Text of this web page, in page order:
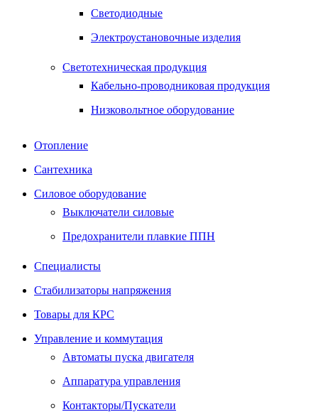
Светодиодные
Электроустановочные изделия
Светотехническая продукция
Кабельно-проводниковая продукция
Низковольтное оборудование
Отопление
Сантехника
Силовое оборудование
Выключатели силовые
Предохранители плавкие ППН
Специалисты
Стабилизаторы напряжения
Товары для КРС
Управление и коммутация
Автоматы пуска двигателя
Аппаратура управления
Контакторы/Пускатели